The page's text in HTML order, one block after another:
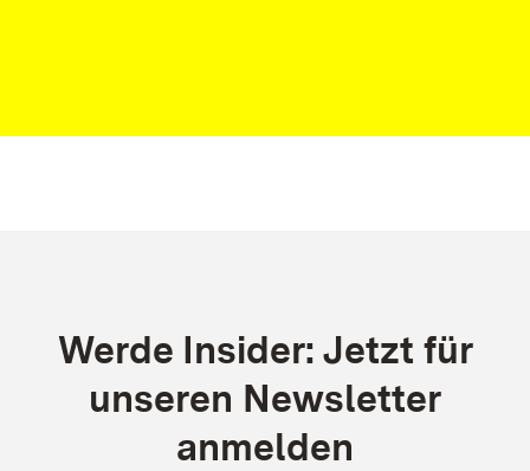
Kontakt
Werde Insider: Jetzt für
unseren Newsletter
anmelden